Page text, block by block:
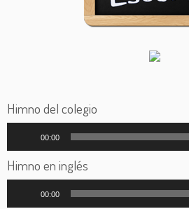
Himno del colegio
audio
00:00
Himno en inglés
00:00